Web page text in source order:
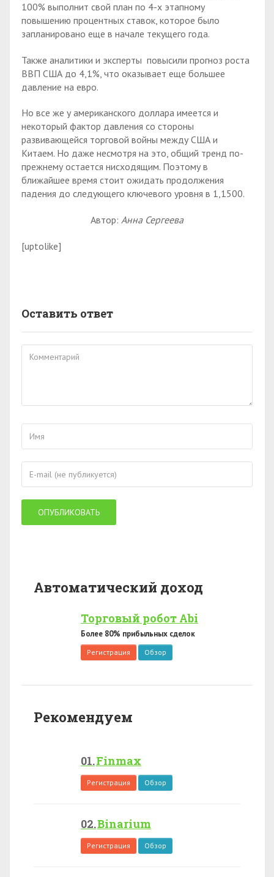
100% выполнит свой план по 4-х этапному
повышению процентных ставок, которое было
запланировано еще в начале текущего года.
Также аналитики и эксперты повысили прогноз роста
ВВП США до 4,1%, что оказывает еще большее
давление на евро.
Но все же у американского доллара имеется и
некоторый фактор давления со стороны
развивающейся торговой войны между США и
Китаем. Но даже несмотря на это, общий тренд по-
прежнему остается нисходящим. Поэтому в
ближайшее время стоит ожидать продолжения
падения до следующего ключевого уровня в 1,1500.
Автор: Анна Сергеева
[uptolike]
Оставить ответ
Автоматический доход
Торговый робот Abi
Более 80% прибыльных сделок
Регистрация Обзор
Рекомендуем
Finmax
Регистрация Обзор
Binarium
Регистрация Обзор